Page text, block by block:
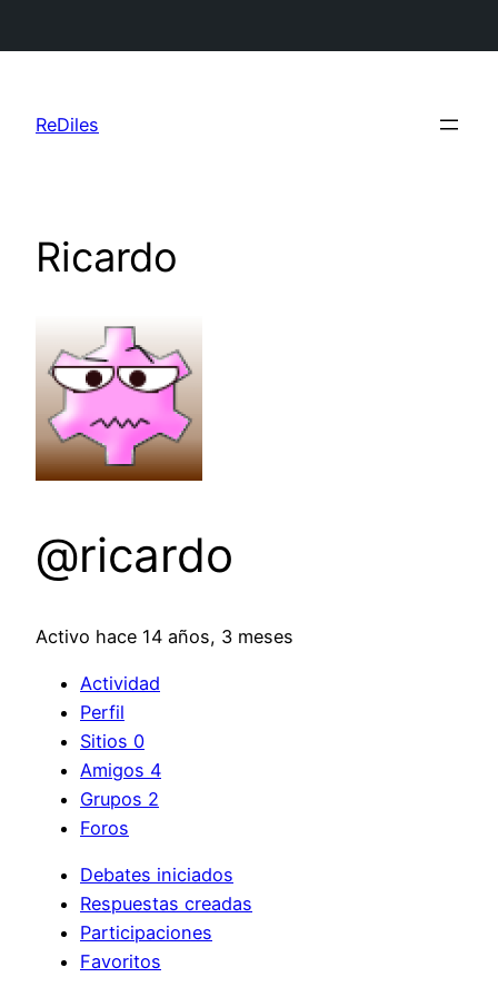
contenido
ReDiles
Ricardo
@ricardo
Activo hace 14 años, 3 meses
Actividad
Perfil
Sitios 0
Amigos 4
Grupos 2
Foros
Debates iniciados
Respuestas creadas
Participaciones
Favoritos